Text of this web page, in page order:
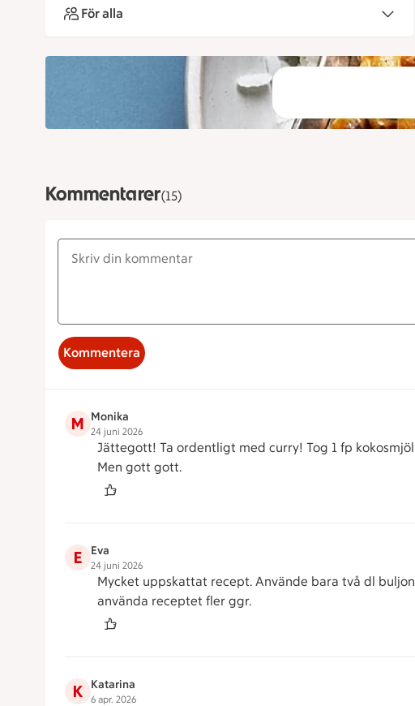
För alla
Kommentarer(15)
Kommentera
M Monika
24 juni 2026
Jättegott! Ta ordentligt med curry! Tog 1 fp
Men gott gott.
E Eva
24 juni 2026
Mycket uppskattat recept. Använde bara två dl
använda receptet fler ggr.
K Katarina
6 apr. 2026